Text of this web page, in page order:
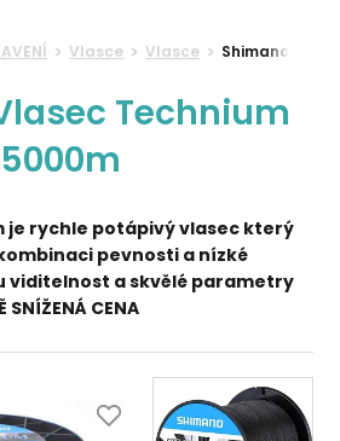
Vlasce Vlasce Shimano
Technium
je rychle potápivý vlasec který
pevnosti a nízké
viditelnost a skvělé parametry
SNÍŽENÁ CENA